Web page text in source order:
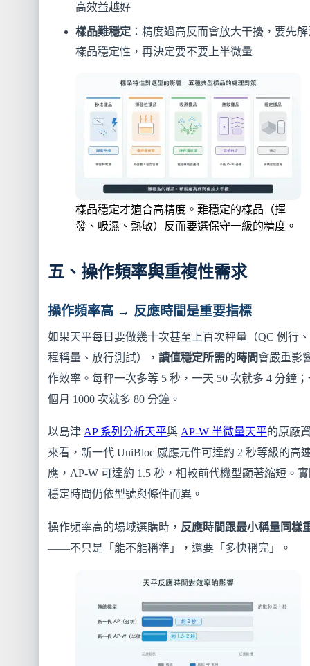
高效益越好
樣品難穩定：精度過高反而會放大干擾，要先解
樣品穩定性，再決定要不要上半微量
樣品穩定才適合高精度。難穩定的樣品（揮
發、吸濕、熱敏）反而要選保守一級的精度。
五、操作頻率與重複性需求
操作頻率高 → 反應時間是重要指標
如果天平每日要做幾十次甚至上百次秤量（QC 例行
程稱量、放行測試）， 讀值穩定所需的時間會嚴重影
作效率。每秤一次多等 5 秒，一天 50 次就多 4 分鐘
個月 1000 次就多 80 分鐘。
以島津 AP 系列分析天平與 AP-W 半微量天平的原廠
來看，新一代 UniBloc 感應元件可達約 2 秒等級的高
應，AP-W 可達約 1.5 秒，相較前代機型顯著縮短。
穩定時間仍依型號與條件而異。
操作頻率高的場域選購時， 反應時間跟最小稱量同樣
——不只是「能不能稱準」，還要「多快稱完」。